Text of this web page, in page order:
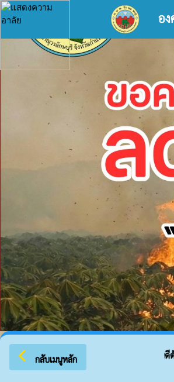
อ
arrow_back_ios กลับเมนูหลัก ยินดีต้อ